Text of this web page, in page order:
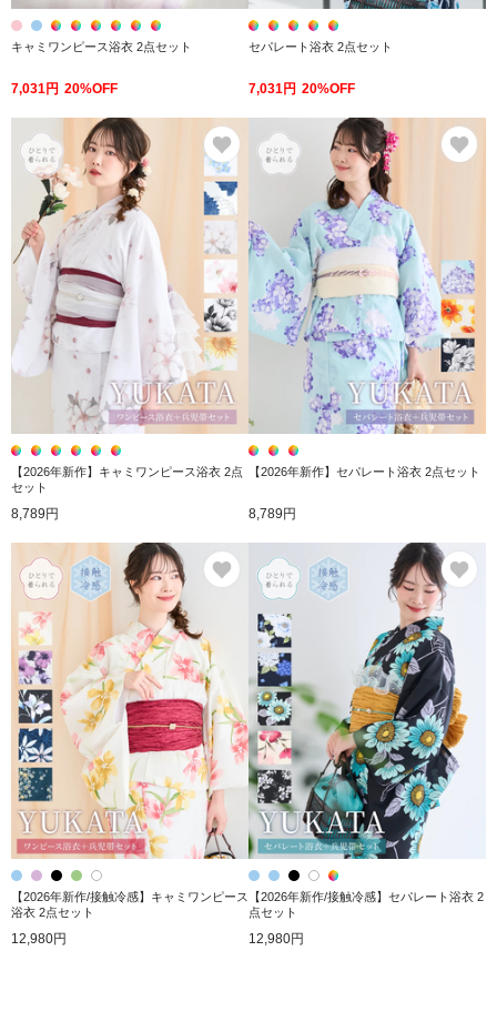
キャミワンピース浴衣 2点セット
7,031円 20%OFF
セパレート浴衣 2点セット
7,031円 20%OFF
お気に入り
【2026年新作】キャミワンピース浴衣 2点
セット
8,789円
【2026年新作】セパレート浴衣 2点セット
8,789円
お気に入り
【2026年新作/接触冷感】キャミワンピース
浴衣 2点セット
12,980円
【2026年新作/接触冷感】セパレート浴衣 2
点セット
12,980円